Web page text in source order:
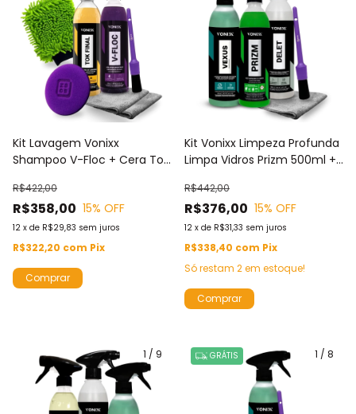
Kit Lavagem Vonixx
Shampoo V-Floc + Cera Tok
+ Aplicador Espuma + Luva
Microfibra + Pincel
R$358,00
R$422,00
15% OFF
12 x de R$29,83 sem juros
R$322,20 com Pix
Kit Vonixx Limpeza Profunda
Limpa Vidros Prizm 500ml +
Delet Pneus e Borrachas +
Pincel + Toalha
R$376,00
R$442,00
15% OFF
12 x de R$31,33 sem juros
R$338,40 com Pix
Só restam 2em estoque!
1 / 9 1 / 8
GRÁTIS